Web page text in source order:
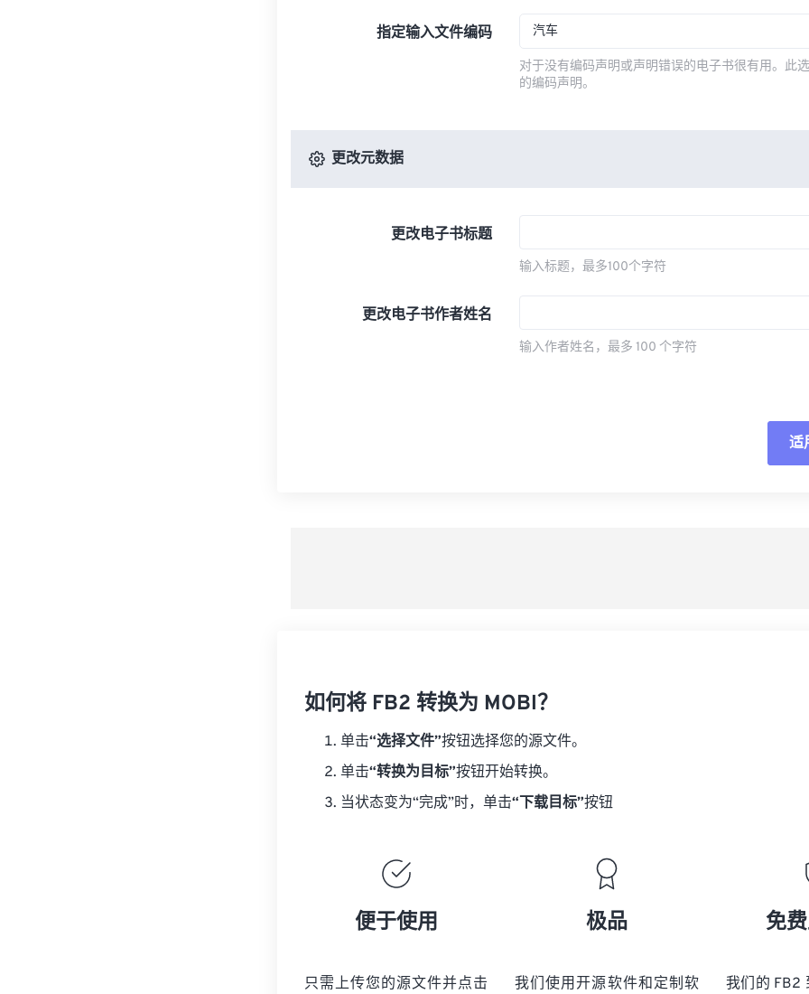
指定输入文件编码 汽车
对于没有编码声明或声明错误的电子书很有用。此
的编码声明。
更改元数据
更改电子书标题
输入标题，最多100个字符
更改电子书作者姓名
输入作者姓名，最多 100 个字符
适
如何将 FB2 转换为 MOBI？
单击“选择文件”按钮选择您的源文件。
单击“转换为目标”按钮开始转换。
当状态变为“完成”时，单击“下载目标”按钮
便于使用
只需上传您的源文件并点击
极品
我们使用开源软件和定制软
免
我们的 FB2